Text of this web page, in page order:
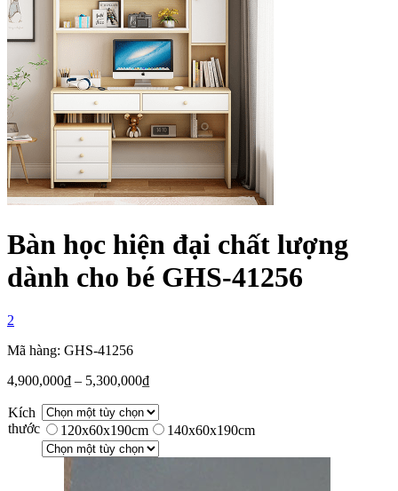
Bàn học hiện đại chất lượng
dành cho bé GHS-41256
2
Mã hàng: GHS-41256
4,900,000₫ – 5,300,000₫
Kích
thước
120x60x190cm 140x60x190cm